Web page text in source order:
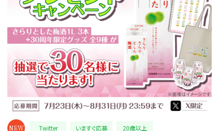
NEW Twitter いますぐ応募 20歳以上